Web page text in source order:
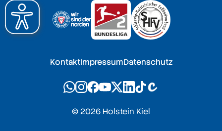
© 2026 Holstein Kiel
KontaktImpressumDatenschutz